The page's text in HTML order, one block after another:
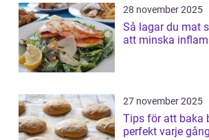
28 november 2025
Så lagar du mat
att minska
27 november 2025
Tips för att baka
perfekt varje gång